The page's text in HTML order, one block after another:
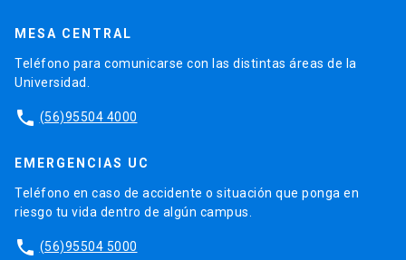
MESA CENTRAL
Teléfono para comunicarse con las distintas áreas de la
Universidad.
phone (56)95504 4000
EMERGENCIAS UC
Teléfono en caso de accidente o situación que ponga en
riesgo tu vida dentro de algún campus.
phone (56)95504 5000